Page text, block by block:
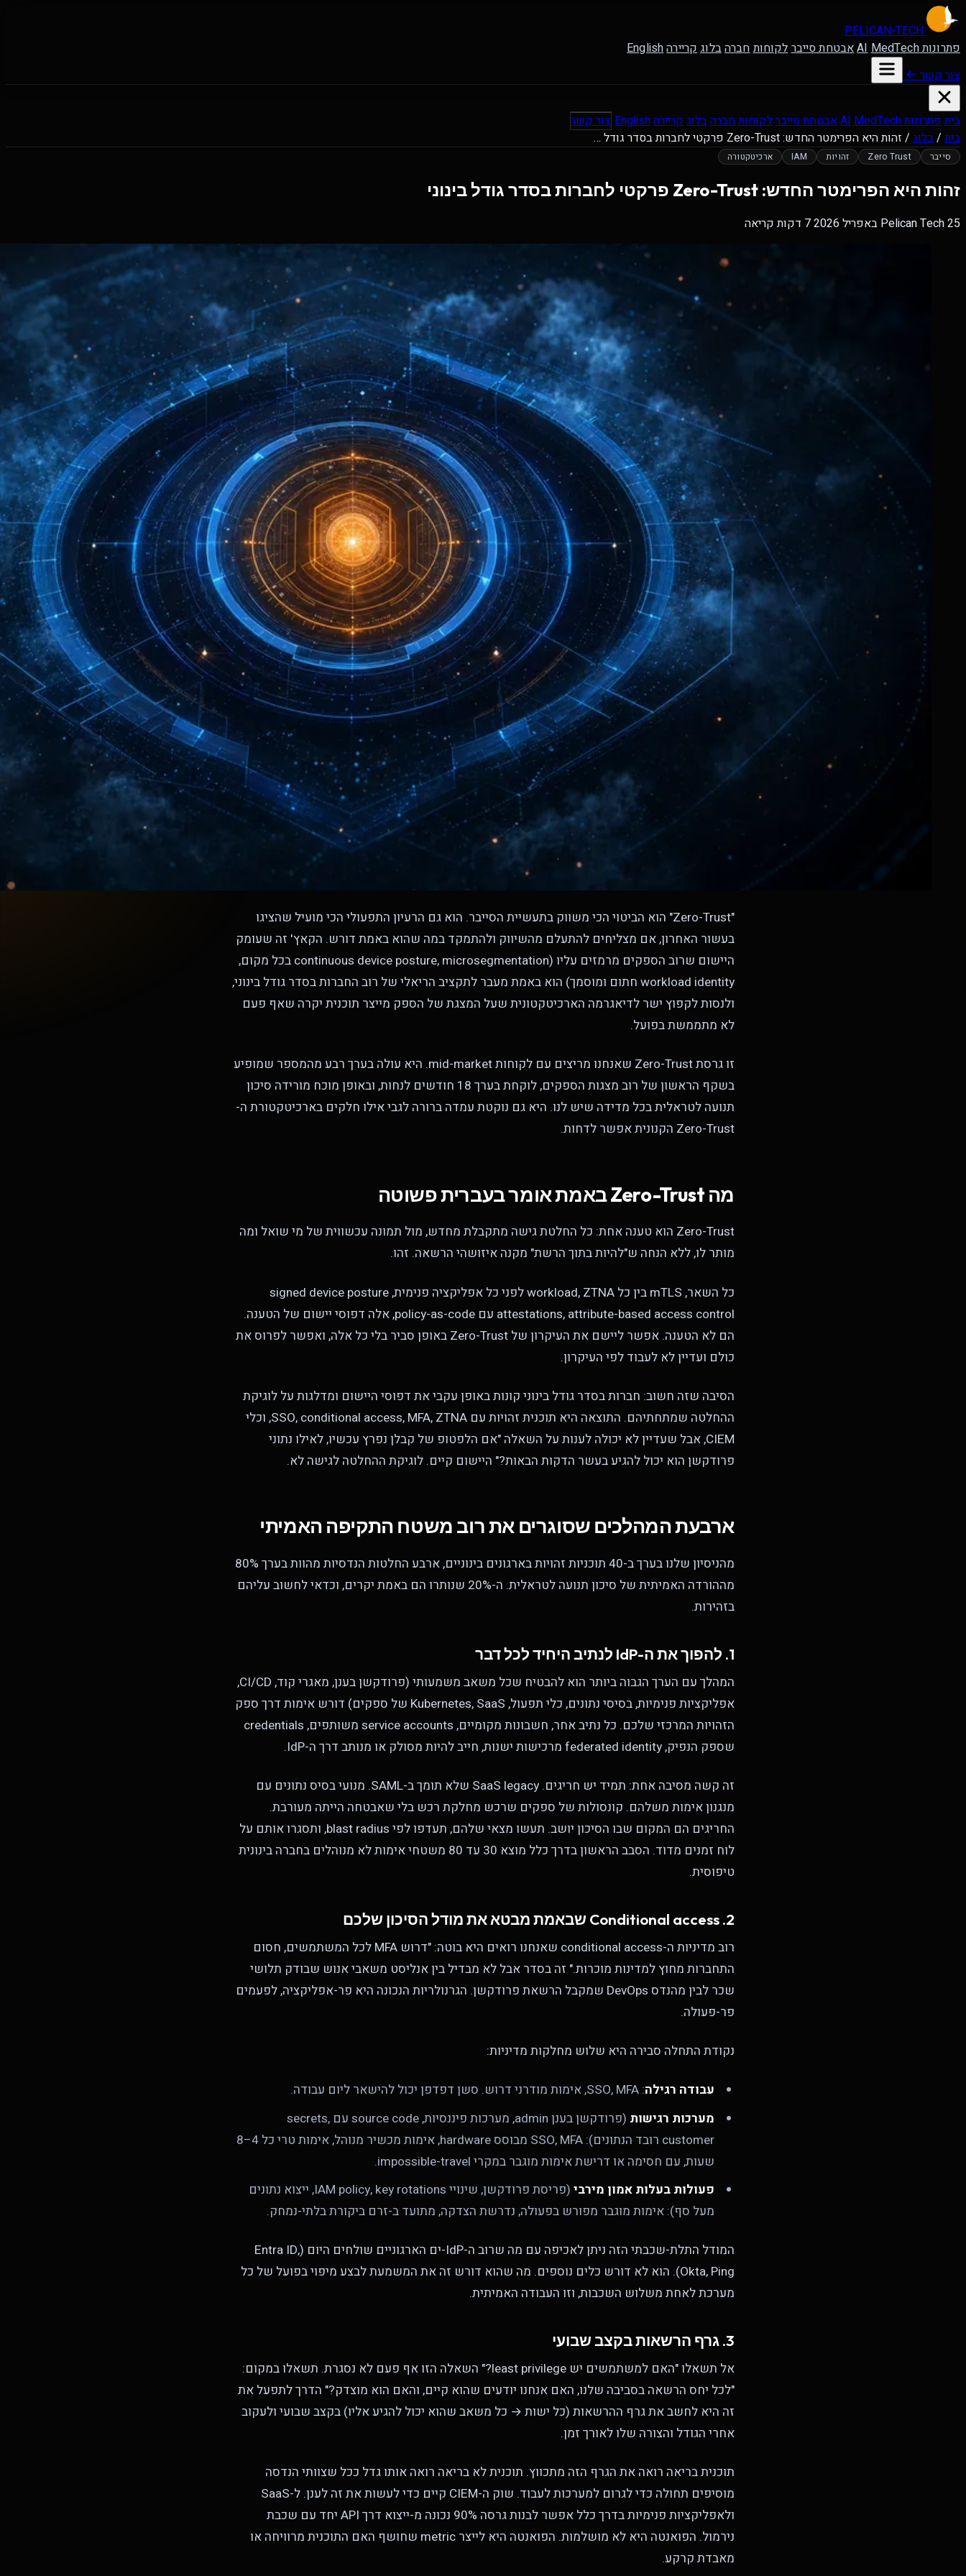
PELICAN-TECH
פתרונות AIMedTech אבטחת סייברלקוחותחברהבלוגקריירהEnglish
צור קשר
ביתפתרונות AIMedTech אבטחת סייברלקוחותחברהבלוגקריירהEnglish צור קשר
בית /בלוג / זהות היא הפרימטר החדש: Zero-Trust פרקטי לחברות בסדר גודל …
סייבר Zero Trust זהויות IAM ארכיטקטורה
זהות היא הפרימטר החדש: Zero-Trust פרקטי לחברות בסדר גודל בינוני
Pelican Tech25 באפריל 2026 7 דקות קריאה
"Zero-Trust" הוא הביטוי הכי משווק בתעשיית הסייבר. הוא גם הרעיון התפעולי הכי מועיל שהציגו
בעשור האחרון, אם מצליחים להתעלם מהשיווק ולהתמקד במה שהוא באמת דורש. הקאץ' זה שעומק
היישום שרוב הספקים מרמזים עליו (continuous device posture, microsegmentation בכל מקום,
workload identity חתום ומוסמך) הוא באמת מעבר לתקציב הריאלי של רוב החברות בסדר גודל בינוני,
ולנסות לקפוץ ישר לדיאגרמה הארכיטקטונית שעל המצגת של הספק מייצר תוכנית יקרה שאף פעם
לא מתממשת בפועל.
זו גרסת Zero-Trust שאנחנו מריצים עם לקוחות mid-market. היא עולה בערך רבע מהמספר שמופיע
בשקף הראשון של רוב מצגות הספקים, לוקחת בערך 18 חודשים לנחות, ובאופן מוכח מורידה סיכון
תנועה לטראלית בכל מדידה שיש לנו. היא גם נוקטת עמדה ברורה לגבי אילו חלקים בארכיטקטורת ה-
Zero-Trust הקנונית אפשר לדחות.
מה Zero-Trust באמת אומר בעברית פשוטה
Zero-Trust הוא טענה אחת: כל החלטת גישה מתקבלת מחדש, מול תמונה עכשווית של מי שואל ומה
מותר לו, ללא הנחה ש"להיות בתוך הרשת" מקנה איזושהי הרשאה. זהו.
כל השאר, mTLS בין כל workload, ZTNA לפני כל אפליקציה פנימית, signed device posture
attestations, attribute-based access control עם policy-as-code, אלה דפוסי יישום של הטענה.
הם לא הטענה. אפשר ליישם את העיקרון של Zero-Trust באופן סביר בלי כל אלה, ואפשר לפרוס את
כולם ועדיין לא לעבוד לפי העיקרון.
הסיבה שזה חשוב: חברות בסדר גודל בינוני קונות באופן עקבי את דפוסי היישום ומדלגות על לוגיקת
ההחלטה שמתחתיהם. התוצאה היא תוכנית זהויות עם SSO, conditional access, MFA, ZTNA, וכלי
CIEM, אבל שעדיין לא יכולה לענות על השאלה "אם הלפטופ של קבלן נפרץ עכשיו, לאילו נתוני
פרודקשן הוא יכול להגיע בעשר הדקות הבאות?" היישום קיים. לוגיקת ההחלטה לגישה לא.
ארבעת המהלכים שסוגרים את רוב משטח התקיפה האמיתי
מהניסיון שלנו בערך ב-40 תוכניות זהויות בארגונים בינוניים, ארבע החלטות הנדסיות מהוות בערך 80%
מההורדה האמיתית של סיכון תנועה לטראלית. ה-20% שנותרו הם באמת יקרים, וכדאי לחשוב עליהם
בזהירות.
1. להפוך את ה-IdP לנתיב היחיד לכל דבר
המהלך עם הערך הגבוה ביותר הוא להבטיח שכל משאב משמעותי (פרודקשן בענן, מאגרי קוד, CI/CD,
אפליקציות פנימיות, בסיסי נתונים, כלי תפעול, Kubernetes, SaaS של ספקים) דורש אימות דרך ספק
הזהויות המרכזי שלכם. כל נתיב אחר, חשבונות מקומיים, service accounts משותפים, credentials
שספק הנפיק, federated identity מרכישות ישנות, חייב להיות מסולק או מנותב דרך ה-IdP.
זה קשה מסיבה אחת: תמיד יש חריגים. SaaS legacy שלא תומך ב-SAML. מנועי בסיס נתונים עם
מנגנון אימות משלהם. קונסולות של ספקים שרכש מחלקת רכש בלי שאבטחה הייתה מעורבת.
החריגים הם המקום שבו הסיכון יושב. תעשו מצאי שלהם, תעדפו לפי blast radius, ותסגרו אותם על
לוח זמנים מדוד. הסבב הראשון בדרך כלל מוצא 30 עד 80 משטחי אימות לא מנוהלים בחברה בינונית
טיפוסית.
2. Conditional access שבאמת מבטא את מודל הסיכון שלכם
רוב מדיניות ה-conditional access שאנחנו רואים היא בוטה: "דרוש MFA לכל המשתמשים, חסום
התחברות מחוץ למדינות מוכרות." זה בסדר אבל לא מבדיל בין אנליסט משאבי אנוש שבודק תלושי
שכר לבין מהנדס DevOps שמקבל הרשאת פרודקשן. הגרנולריות הנכונה היא פר-אפליקציה, לפעמים
פר-פעולה.
נקודת התחלה סבירה היא שלוש מחלקות מדיניות:
עבודה רגילה: SSO, MFA, אימות מודרני דרוש. סשן דפדפן יכול להישאר ליום עבודה.
מערכות רגישות
(פרודקשן בענן admin, מערכות פיננסיות, source code עם secrets,
customer רובד הנתונים): SSO, MFA מבוסס hardware, אימות מכשיר מנוהל, אימות טרי כל 4–8
שעות, עם חסימה או דרישת אימות מוגבר במקרי impossible-travel.
פעולות בעלות אמון מירבי
(פריסת פרודקשן, שינויי IAM policy, key rotations, ייצוא נתונים
מעל סף): אימות מוגבר מפורש בפעולה, נדרשת הצדקה, מתועד ב-זרם ביקורת בלתי-נמחק.
המודל התלת-שכבתי הזה ניתן לאכיפה עם מה שרוב ה-IdP-ים הארגוניים שולחים היום (Entra ID,
Okta, Ping). הוא לא דורש כלים נוספים. מה שהוא דורש זה את המשמעת לבצע מיפוי בפועל של כל
מערכת לאחת משלוש השכבות, וזו העבודה האמיתית.
3. גרף הרשאות בקצב שבועי
אל תשאלו "האם למשתמשים יש least privilege?" השאלה הזו אף פעם לא נסגרת. תשאלו במקום:
"לכל יחס הרשאה בסביבה שלנו, האם אנחנו יודעים שהוא קיים, והאם הוא מוצדק?" הדרך לתפעל את
זה היא לחשב את גרף ההרשאות (כל ישות → כל משאב שהוא יכול להגיע אליו) בקצב שבועי ולעקוב
אחרי הגודל והצורה שלו לאורך זמן.
תוכנית בריאה רואה את הגרף הזה מתכווץ. תוכנית לא בריאה רואה אותו גדל ככל שצוותי הנדסה
מוסיפים תחולה כדי לגרום למערכות לעבוד. שוק ה-CIEM קיים כדי לעשות את זה לענן. ל-SaaS
ולאפליקציות פנימיות בדרך כלל אפשר לבנות גרסה 90% נכונה מ-ייצוא דרך API יחד עם שכבת
נירמול. הפואנטה היא לא מושלמות. הפואנטה היא לייצר metric שחושף האם התוכנית מרוויחה או
מאבדת קרקע.